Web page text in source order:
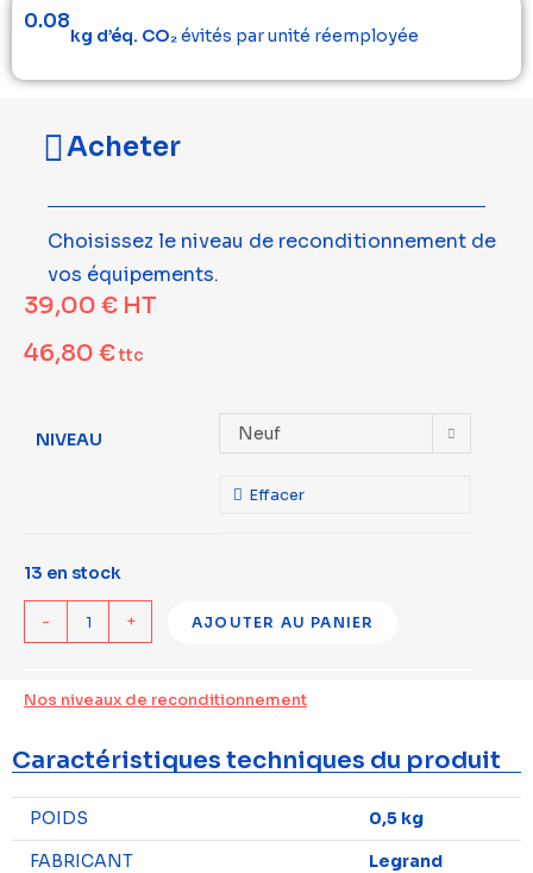
0.08
kg d’éq. CO₂évités par unité réemployée
Acheter
Choisissez le niveau de reconditionnement de
vos équipements.
39,00 € HT
46,80 €ttc
NIVEAU Neuf
Effacer
13 en stock
- + AJOUTER AU PANIER
Nos niveaux de reconditionnement
Caractéristiques techniques du produit
POIDS
0,5 kg
FABRICANT
Legrand